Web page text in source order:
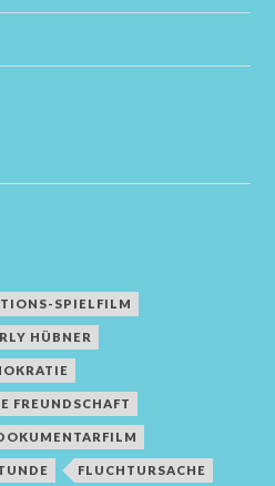
SPIELFILM
HÜBNER
FREUNDSCHAFT
FLUCHTURSACHE